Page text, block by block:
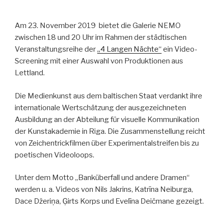
Am 23. November 2019 bietet die Galerie NEMO
zwischen 18 und 20 Uhr im Rahmen der städtischen
Veranstaltungsreihe der„4 Langen Nächte“ ein Video-
Screening mit einer Auswahl von Produktionen aus
Lettland.
Die Medienkunst aus dem baltischen Staat verdankt ihre
internationale Wertschätzung der ausgezeichneten
Ausbildung an der Abteilung für visuelle Kommunikation
der Kunstakademie in Riga. Die Zusammenstellung reicht
von Zeichentrickfilmen über Experimentalstreifen bis zu
poetischen Videoloops.
Unter dem Motto „Banküberfall und andere Dramen“
werden u. a. Videos von Nils Jakrins, Katrīna Neiburga,
Dace Džeriņa, Ģirts Korps und Evelīna Deičmane gezeigt.